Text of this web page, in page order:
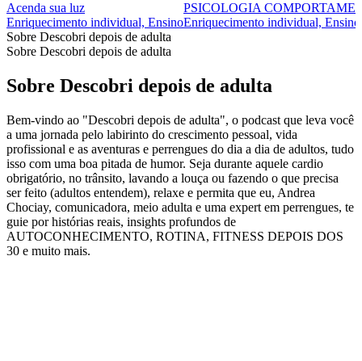
Acenda sua luz
Enriquecimento individual, Ensino
PSICOLOGIA
Enriquecimento individual, Ensino
Sobre Descobri depois de adulta
Sobre Descobri depois de adulta
Sobre Descobri depois de adulta
Bem-vindo ao "Descobri depois de adulta", o podcast que leva você
a uma jornada pelo labirinto do crescimento pessoal, vida
profissional e as aventuras e perrengues do dia a dia de adultos, tudo
isso com uma boa pitada de humor. Seja durante aquele cardio
obrigatório, no trânsito, lavando a louça ou fazendo o que precisa
ser feito (adultos entendem), relaxe e permita que eu, Andrea
Chociay, comunicadora, meio adulta e uma expert em perrengues, te
guie por histórias reais, insights profundos de
AUTOCONHECIMENTO, ROTINA, FITNESS DEPOIS DOS
30 e muito mais.